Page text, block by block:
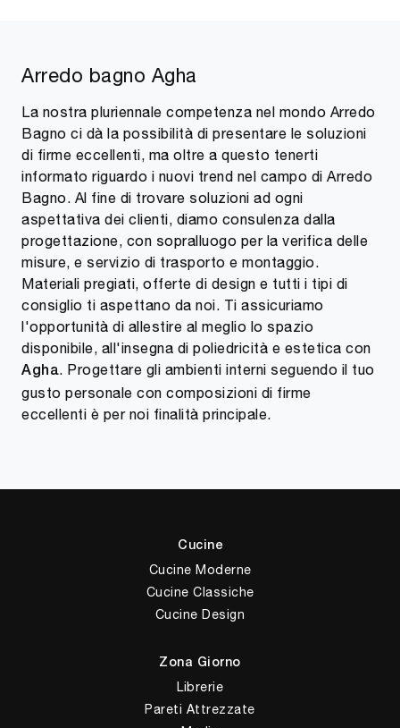
Arredo bagno Agha
La nostra pluriennale competenza nel mondo Arredo
Bagno ci dà la possibilità di presentare le soluzioni
di firme eccellenti, ma oltre a questo tenerti
informato riguardo i nuovi trend nel campo di Arredo
Bagno. Al fine di trovare soluzioni ad ogni
aspettativa dei clienti, diamo consulenza dalla
progettazione, con sopralluogo per la verifica delle
misure, e servizio di trasporto e montaggio.
Materiali pregiati, offerte di design e tutti i tipi di
consiglio ti aspettano da noi. Ti assicuriamo
l'opportunità di allestire al meglio lo spazio
disponibile, all'insegna di poliedricità e estetica con
Agha. Progettare gli ambienti interni seguendo il tuo
gusto personale con composizioni di firme
eccellenti è per noi finalità principale.
Cucine
Cucine Moderne
Cucine Classiche
Cucine Design
Zona Giorno
Librerie
Pareti Attrezzate